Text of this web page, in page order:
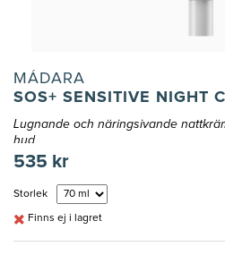
MÁDARA
SOS+ SENSITIVE NIGHT
Lugnande och näringsivande
hud
535 kr
Storlek
Finns ej i lagret